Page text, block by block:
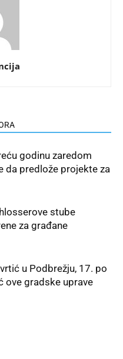
godinu zaredom
da predlože projekte za
stube
za građane
u Podbrežju, 17. po
ove gradske uprave